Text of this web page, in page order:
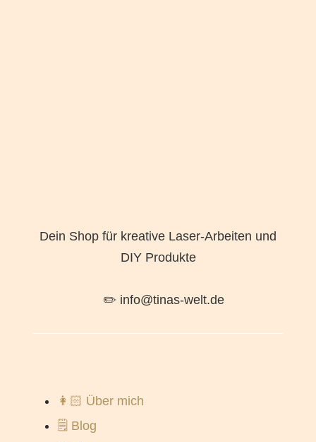
Dein Shop für kreative Laser-Arbeiten und
DIY Produkte
✏️ info@tinas-welt.de
👩🏻 Über mich
🗒️ Blog